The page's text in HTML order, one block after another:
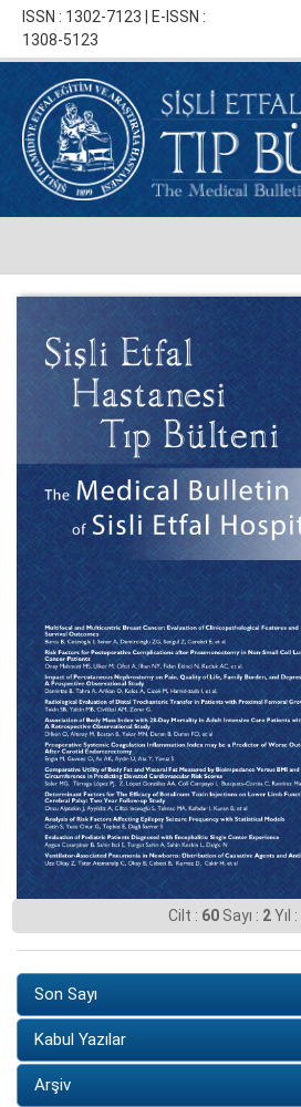
ISSN : 1302-7123 | E-ISSN :
1308-5123
Cilt : 60 Sayı : 2Yıl :
Son Sayı
Kabul Yazılar
Arşiv